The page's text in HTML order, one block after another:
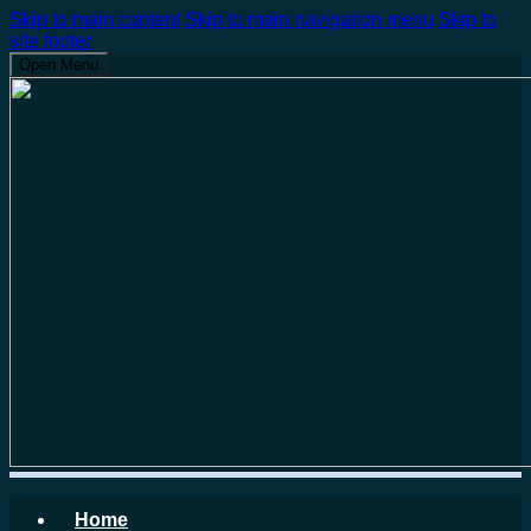
Skip to main content Skip to main navigation menu Skip to
site footer
Open Menu
Home